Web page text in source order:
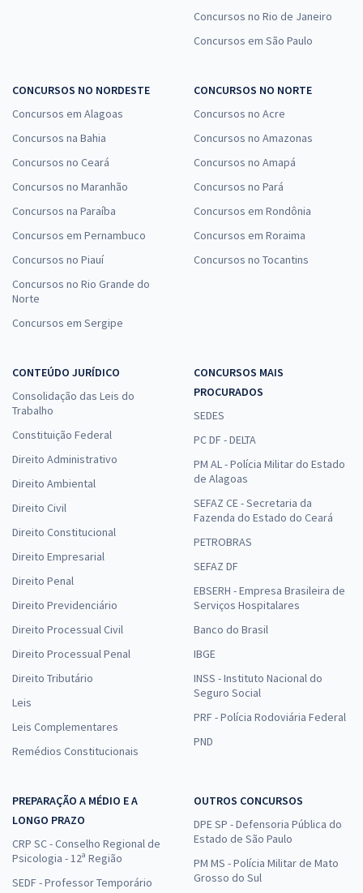
Concursos no Rio de Janeiro
Concursos em São Paulo
CONCURSOS NO NORDESTE
Concursos em Alagoas
Concursos na Bahia
Concursos no Ceará
Concursos no Maranhão
Concursos na Paraíba
Concursos em Pernambuco
Concursos no Piauí
Concursos no Rio Grande do
Norte
Concursos em Sergipe
CONCURSOS NO NORTE
Concursos no Acre
Concursos no Amazonas
Concursos no Amapá
Concursos no Pará
Concursos em Rondônia
Concursos em Roraima
Concursos no Tocantins
CONTEÚDO JURÍDICO
Consolidação das Leis do
Trabalho
Constituição Federal
Direito Administrativo
Direito Ambiental
Direito Civil
Direito Constitucional
Direito Empresarial
Direito Penal
Direito Previdenciário
Direito Processual Civil
Direito Processual Penal
Direito Tributário
Leis
Leis Complementares
Remédios Constitucionais
CONCURSOS MAIS
PROCURADOS
SEDES
PC DF - DELTA
PM AL - Polícia Militar do Estado
de Alagoas
SEFAZ CE - Secretaria da
Fazenda do Estado do Ceará
PETROBRAS
SEFAZ DF
EBSERH - Empresa Brasileira de
Serviços Hospitalares
Banco do Brasil
IBGE
INSS - Instituto Nacional do
Seguro Social
PRF - Polícia Rodoviária Federal
PND
PREPARAÇÃO A MÉDIO E A
LONGO PRAZO
CRP SC - Conselho Regional de
Psicologia - 12ª Região
SEDF - Professor Temporário
OUTROS CONCURSOS
DPE SP - Defensoria Pública do
Estado de São Paulo
PM MS - Polícia Militar de Mato
Grosso do Sul